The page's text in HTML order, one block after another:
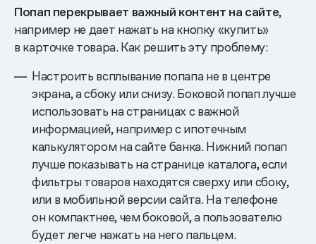
Попап перекрывает важный контент на сайте,
например не дает нажать на кнопку «купить»
в карточке товара. Как решить эту проблему:
Настроить всплывание попапа не в центре
экрана, а сбоку или снизу. Боковой попап лучше
использовать на страницах с важной
информацией, например с ипотечным
калькулятором на сайте банка. Нижний попап
лучше показывать на странице каталога, если
фильтры товаров находятся сверху или сбоку,
или в мобильной версии сайта. На телефоне
он компактнее, чем боковой, а пользователю
будет легче нажать на него пальцем.